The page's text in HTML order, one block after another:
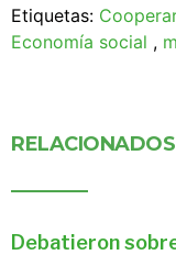
Etiquetas:
Economía social ,
RELACIONADOS
Debatieron